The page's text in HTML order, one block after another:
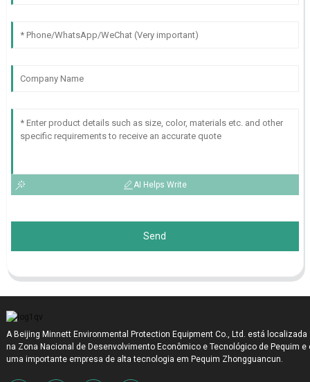
AI Helps Write
Send
A Beijing Minnett Environmental Protection Equipment Co., Ltd. está localizada
na Zona Nacional de Desenvolvimento Econômico e Tecnológico de Pequim e
uma importante empresa de alta tecnologia em Pequim Zhongguancun.